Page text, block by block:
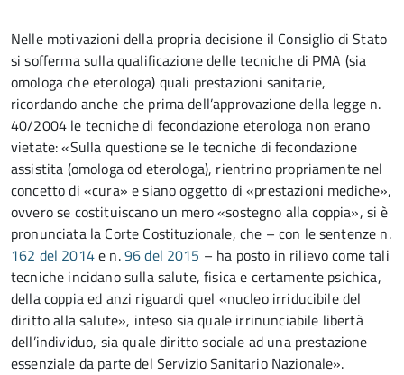
Nelle motivazioni della propria decisione il Consiglio di Stato
si sofferma sulla qualificazione delle tecniche di PMA (sia
omologa che eterologa) quali prestazioni sanitarie,
ricordando anche che prima dell’approvazione della legge n.
40/2004 le tecniche di fecondazione eterologa non erano
vietate: «Sulla questione se le tecniche di fecondazione
assistita (omologa od eterologa), rientrino propriamente nel
concetto di «cura» e siano oggetto di «prestazioni mediche»,
ovvero se costituiscano un mero «sostegno alla coppia», si è
pronunciata la Corte Costituzionale, che – con le sentenze n.
162 del 2014e n.96 del 2015 – ha posto in rilievo come tali
tecniche incidano sulla salute, fisica e certamente psichica,
della coppia ed anzi riguardi quel «nucleo irriducibile del
diritto alla salute», inteso sia quale irrinunciabile libertà
dell’individuo, sia quale diritto sociale ad una prestazione
essenziale da parte del Servizio Sanitario Nazionale».